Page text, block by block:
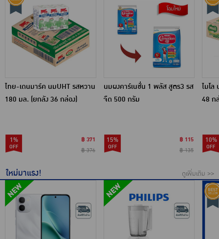
ไทย-เดนมาร์ค นมUHT รสหวาน
180 มล. (ยกลัง 36 กล่อง)
1%
฿ 371
฿ 376
นมผงคาร์เนชั่น 1 พลัส สูตร3 รส
จืด 500 กรัม
15%
฿ 115
฿ 135
ไมโล
48 ก
10%
ใหม่มาแรง! ดูเพิ่มเติม >>